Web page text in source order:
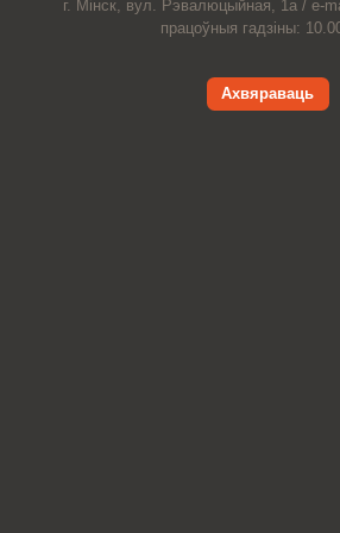
г. Мінск, вул. Рэвалюцыйная, 1а / e-
працоўныя гадзіны:
Ахвяраваць